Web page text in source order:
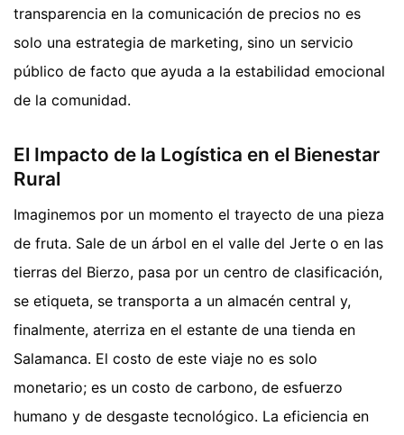
transparencia en la comunicación de precios no es
solo una estrategia de marketing, sino un servicio
público de facto que ayuda a la estabilidad emocional
de la comunidad.
El Impacto de la Logística en el Bienestar
Rural
Imaginemos por un momento el trayecto de una pieza
de fruta. Sale de un árbol en el valle del Jerte o en las
tierras del Bierzo, pasa por un centro de clasificación,
se etiqueta, se transporta a un almacén central y,
finalmente, aterriza en el estante de una tienda en
Salamanca. El costo de este viaje no es solo
monetario; es un costo de carbono, de esfuerzo
humano y de desgaste tecnológico. La eficiencia en